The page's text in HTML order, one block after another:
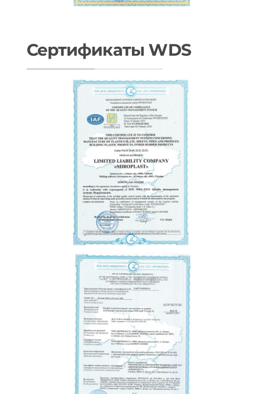
Сертификаты WDS